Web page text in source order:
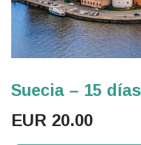
Suecia – 15
EUR 20.00